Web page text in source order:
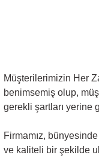
Müşterilerimizin Her
benimsemiş olup,
gerekli şartları yerine
Firmamız,
ve kaliteli bir şekilde